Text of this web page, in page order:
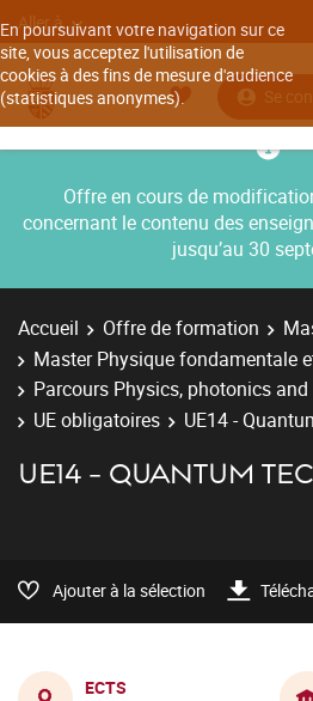
En poursuivant votre navigation sur ce
site, vous acceptez l'utilisation de
cookies à des fins de mesure d'audience
(statistiques anonymes).
Aller à
Se
Offre en cours de
concernant le contenu des
jusqu’au 30
Accueil Offre de formation
Master Physique fondamentale
Parcours Physics, photonics
UE obligatoires
UE14 -
UE14 - QUANTUM
Ajouter à la sélection
ECTS